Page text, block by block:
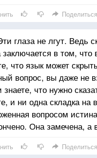
Поделиться
глаза не лгут. Ведь
в том, что
что язык может
вопрос, вы даже не
знаете, что нужно
и ни одна складка
вопросом
Она замечена,
Поделиться